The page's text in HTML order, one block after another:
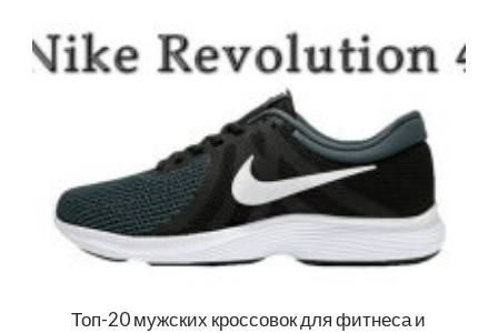
Топ-20 мужских кроссовок для фитнеса и